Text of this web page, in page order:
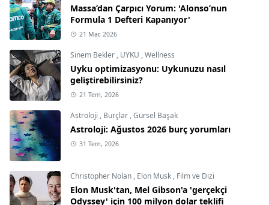
Massa’dan Çarpıcı Yorum: 'Alonso’nun
Formula 1 Defteri Kapanıyor'
21 Mar, 2026
Sinem Bekler , UYKU ,Wellness
Uyku optimizasyonu: Uykunuzu nasıl
geliştirebilirsiniz?
21 Tem, 2026
Astroloji , Burçlar ,Gürsel Başak
Astroloji: Ağustos 2026 burç yorumları
31 Tem, 2026
Christopher Nolan , Elon Musk , Film ve Dizi
Elon Musk'tan, Mel Gibson'a 'gerçekçi
Odyssey' için 100 milyon dolar teklifi